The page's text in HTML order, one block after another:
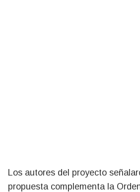
Los autores del proyecto
propuesta complementa la